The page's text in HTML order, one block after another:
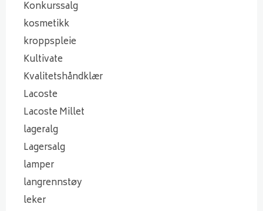
Konkurssalg
kosmetikk
kroppspleie
Kultivate
Kvalitetshåndklær
Lacoste
Lacoste Millet
lageralg
Lagersalg
lamper
langrennstøy
leker